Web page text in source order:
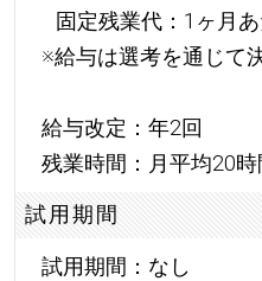
固定残業代：1ヶ月
※給与は選考を通じて
給与改定：年2回
残業時間：月平均20時
試用期間
試用期間：なし